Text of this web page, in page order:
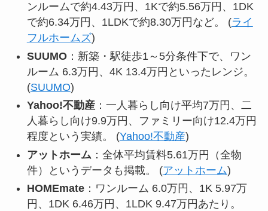
ンルームで約4.43万円、1Kで約5.56万円、1DK
で約6.34万円、1LDKで約8.30万円など。 (ライ
フルホームズ)
SUUMO：新築・駅徒歩1～5分条件下で、ワン
ルーム 6.3万円、4K 13.4万円といったレンジ。
(SUUMO)
Yahoo!不動産：一人暮らし向け平均7万円、二
人暮らし向け9.9万円、ファミリー向け12.4万円
程度という実績。 (Yahoo!不動産)
アットホーム ：全体平均賃料5.61万円（全物
件）というデータも掲載。 (アットホーム)
HOMEmate：ワンルーム 6.0万円、1K 5.97万
円、1DK 6.46万円、1LDK 9.47万円あたり。